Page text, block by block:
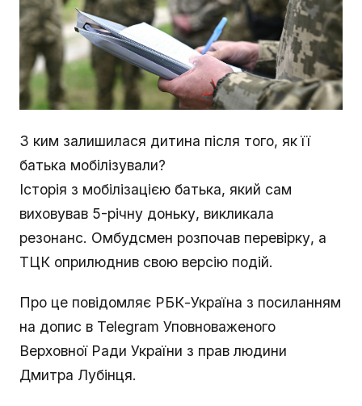
З ким залишилася дитина після того, як її
батька мобілізували?
Історія з мобілізацією батька, який сам
виховував 5-річну доньку, викликала
резонанс. Омбудсмен розпочав перевірку, а
ТЦК оприлюднив свою версію подій.
Про це повідомляє РБК-Україна з посиланням
на допис в Telegram Уповноваженого
Верховної Ради України з прав людини
Дмитра Лубінця.